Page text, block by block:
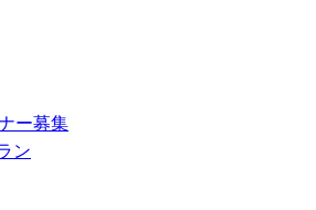
ー募集
ン